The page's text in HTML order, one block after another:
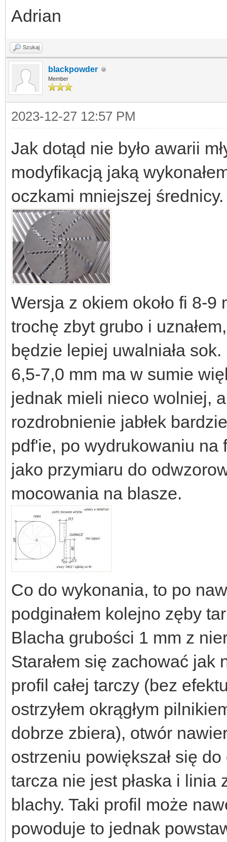
Adrian
Szukaj
blackpowder
Member
2023-12-27 12:57 PM
Jak dotąd nie było awarii
modyfikacją jaką
oczkami mniejszej średnicy.
Wersja z okiem około fi 8-9
trochę zbyt grubo i
będzie lepiej uwalniała
6,5-7,0 mm ma w sumie
jednak mieli nieco wolniej,
rozdrobnienie jabłek
pdf'ie, po wydrukowaniu na
jako przymiaru do
mocowania na blasze.
Co do wykonania, to po
podginałem kolejno zęby
Blacha grubości 1 mm z
Starałem się zachować jak
profil całej tarczy (bez
ostrzyłem okrągłym
dobrze zbiera), otwór
ostrzeniu powiększał się
tarcza nie jest płaska i linia
blachy. Taki profil może
powoduje to jednak